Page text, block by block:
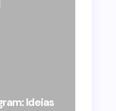
Ideias